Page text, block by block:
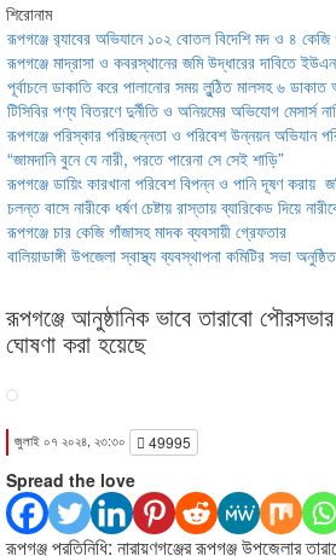
শিরোনাম
রূপগঞ্জে র‍্যাবের অভিযানে ১০২ বোতল বিদেশি মদ ও ৪
রূপগঞ্জে মাদ্রাসা ও কবরস্থানের জমি উদ্ধারের দাবিতে
পূর্বাচলে ডাকাতি করে পালানোর সময় লুন্ঠিত মালসহ ৬
টিসিবির পণ্য বিতরণে দুর্নীতি ও অনিয়মের অভিযোগ মেসার্স
রূপগঞ্জে পরিস্কার পরিচ্ছন্নতা ও পরিবেশ উন্নয়ন অভিযান
“জামদানি বুনে যে নারী, পরতে পারেনা সে সেই শাড়ি”
রূপগঞ্জে ডায়িং কারখানা পরিবেশ বিপন্ন ও পানি দূষণ
চলন্ত বাসে নারীকে ধর্ষণ চেষ্টায় রাস্তায় ব্যারিকেড দিয়ে
রূপগঞ্জে চার কেজি গাঁজাসহ মাদক ব্যবসায়ী গ্রেফতার
বালিয়াডাঙ্গী উপজেলা স্বাস্থ্য ব্যবস্থাপনা কমিটির সভা অনুষ্ঠিত
রূপগঞ্জে আনুষ্ঠানিক ভাবে তারাবো
ঘোষণা করা হয়েছে
জুলাই ০৭ ২০২৪, ২৩:৩০ 49995
Spread the love
রূপগঞ্জ প্রতিনিধি: নারায়ণগঞ্জের রূপগঞ্জ উপজেলার